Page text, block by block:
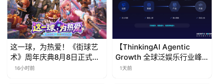
日
游
茶
对
这一球，为热爱！《街球艺
术》周年庆典8月8日正式上
线，多重福利与全新内容同
16小时前
【ThinkingAI Agentic
Growth 全球泛娱乐行业峰
会】Agent 时代，人到底负
1天前